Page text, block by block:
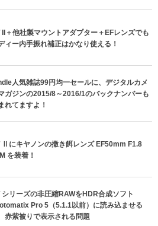
II＋他社製マウントアダプター＋EFレンズでも
ィー内手振れ補正はかなり使える！
人気雑誌99円均一セールに、デジタルカメ
ガジンの2015/8～2016/1のバックナンバーも
れてますよ！
Ⅱにキヤノンの撒き餌レンズ EF50mm F1.8
を装着！
シリーズの非圧縮RAWをHDR合成ソフト
Pro 5（5.1.1以前）に読み込ませる
赤紫被りで表示される問題